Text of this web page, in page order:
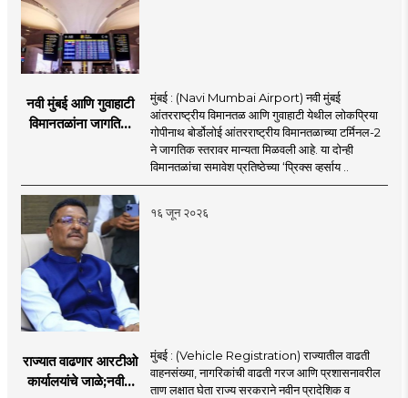
नवी मुंबई आणि गुवाहाटी
विमानतळांना जागतिक
मुंबई : (Navi Mumbai Airport) नवी मुंबई
आंतरराष्ट्रीय विमानतळ आणि गुवाहाटी येथील लोकप्रिया
गोपीनाथ बोर्डोलोई आंतरराष्ट्रीय विमानतळाच्या टर्मिनल-2
ने जागतिक स्तरावर मान्यता मिळवली आहे. या दोन्ही
विमानतळांचा समावेश प्रतिष्ठेच्या ‘प्रिक्स व्हर्साय ..
१६ जून २०२६
राज्यात वाढणार आरटीओ
कार्यालयांचे जाळे;नवीन
मुंबई : (Vehicle Registration) राज्यातील वाढती
वाहनसंख्या, नागरिकांची वाढती गरज आणि प्रशासनावरील
ताण लक्षात घेता राज्य सरकराने नवीन प्रादेशिक व